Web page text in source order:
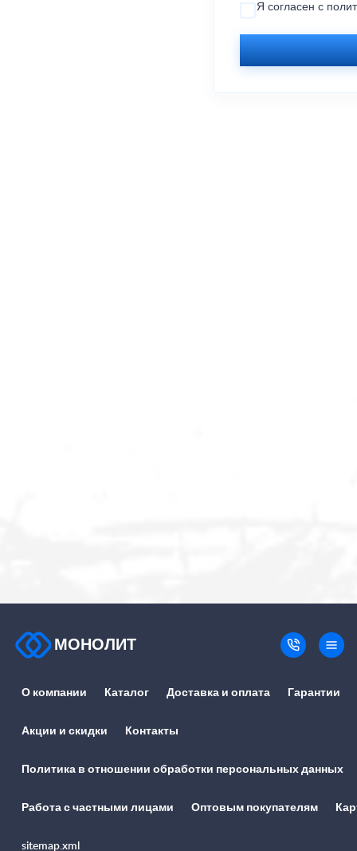
Я согласен с
МОНОЛИТ
О компании Каталог Доставка и оплата Гарантии
Акции и скидки Контакты
Политика в отношении обработки персональных данных
Работа с частными лицами Оптовым покупателям
sitemap.xml